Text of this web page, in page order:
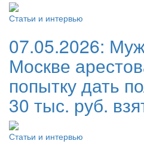
Статьи и интервью
07.05.2026:
Москве
попытку дать
30 тыс. руб.
Статьи и интервью